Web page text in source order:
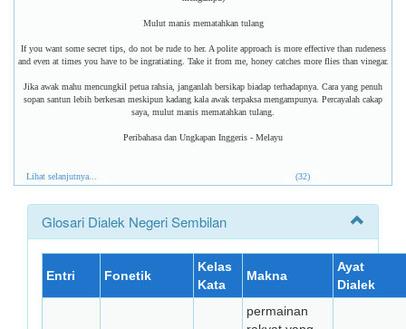
Mulut manis mematahkan tulang
If you want some secret tips, do not be rude to her. A polite approach is more effective than rudeness
and even at times you have to be ingratiating. Take it from me, honey catches more flies than vinegar.
Jika awak mahu mencungkil petua rahsia, janganlah bersikap biadap terhadapnya. Cara yang penuh
sopan santun lebih berkesan meskipun kadang kala awak terpaksa mengampunya. Percayalah cakap
saya, mulut manis mematahkan tulang.
Peribahasa dan Ungkapan Inggeris - Melayu
Lihat selanjutnya... (32)
Glosari Dialek Negeri Sembilan
Entri Fonetik
Kelas
Kata
Makna
Ayat
Dialek
permainan